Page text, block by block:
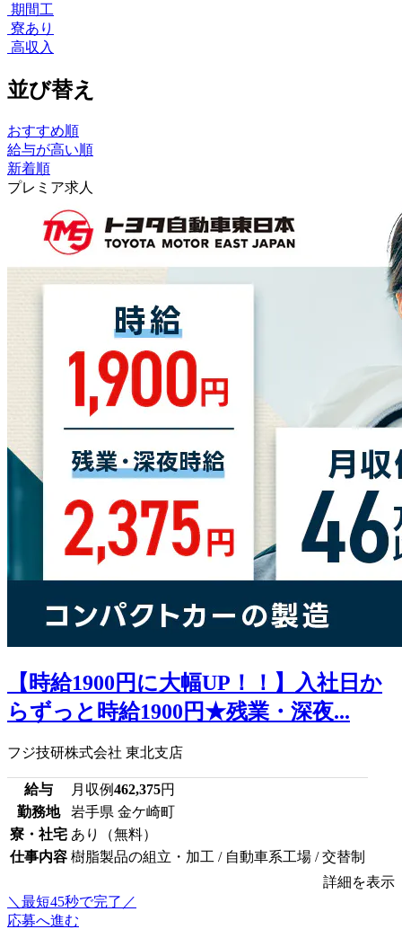
期間工
寮あり
高収入
並び替え
おすすめ順
給与が高い順
新着順
プレミア求人
【時給1900円に大幅UP！！】入社日か
らずっと時給1900円★残業・深夜...
フジ技研株式会社 東北支店
給与 月収例462,375円
勤務地
岩手県 金ケ崎町
寮・社宅 あり（無料）
仕事内容 樹脂製品の組立・加工 / 自動車系工場 / 交替制
詳細を表示
＼最短45秒で完了／
応募へ進む